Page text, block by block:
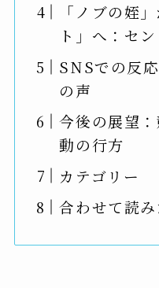
「ノブの姪
ト」へ：セ
SNSでの反
の声
今後の展望
動の行方
カテゴリー
合わせて読み